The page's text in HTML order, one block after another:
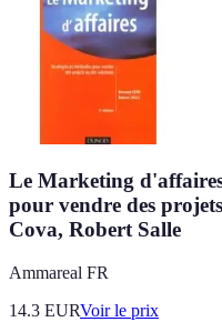
Le Marketing
pour vendre des
Cova, Robert Salle
Ammareal FR
14.3 EURVoir le prix